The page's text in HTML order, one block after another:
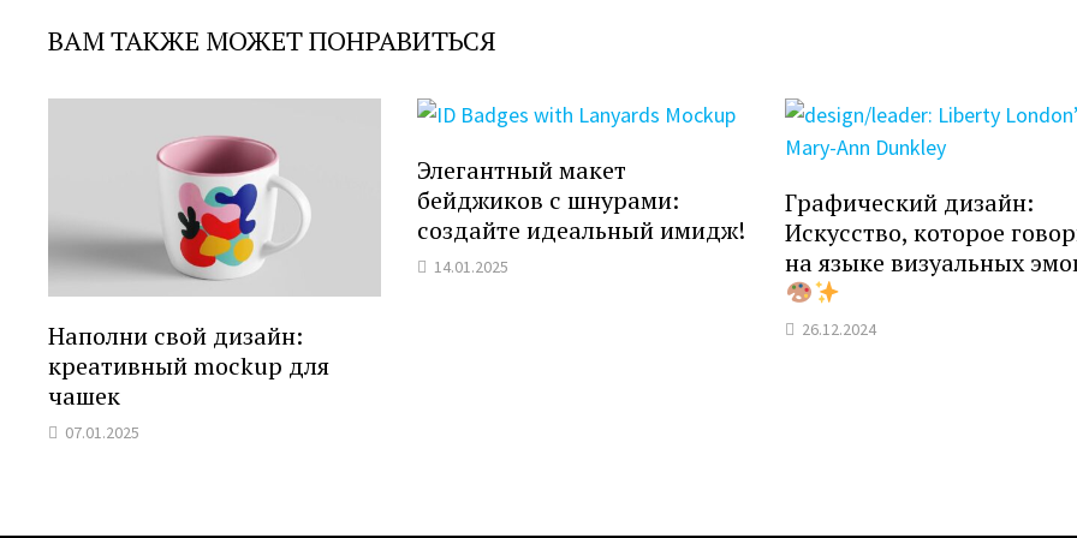
ВАМ ТАКЖЕ МОЖЕТ ПОНРАВИТЬСЯ
Наполни свой дизайн:
креативный mockup для
чашек
07.01.2025
Элегантный макет
бейджиков с шнурами:
создайте идеальный имидж!
14.01.2025
Графический дизайн:
Искусство, которое
на языке визуальных
26.12.2024